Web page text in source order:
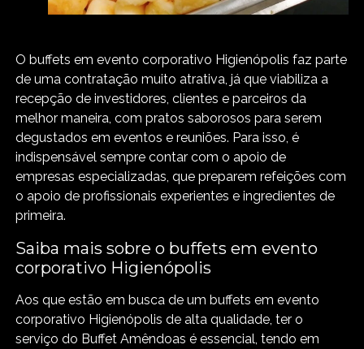
O buffets em evento corporativo Higienópolis faz parte
de uma contratação muito atrativa, já que viabiliza a
recepção de investidores, clientes e parceiros da
melhor maneira, com pratos saborosos para serem
degustados em eventos e reuniões. Para isso, é
indispensável sempre contar com o apoio de
empresas especializadas, que preparem refeições com
o apoio de profissionais experientes e ingredientes de
primeira.
Saiba mais sobre o buffets em evento
corporativo Higienópolis
Aos que estão em busca de um buffets em evento
corporativo Higienópolis de alta qualidade, ter o
serviço do Buffet Amêndoas é essencial, tendo em